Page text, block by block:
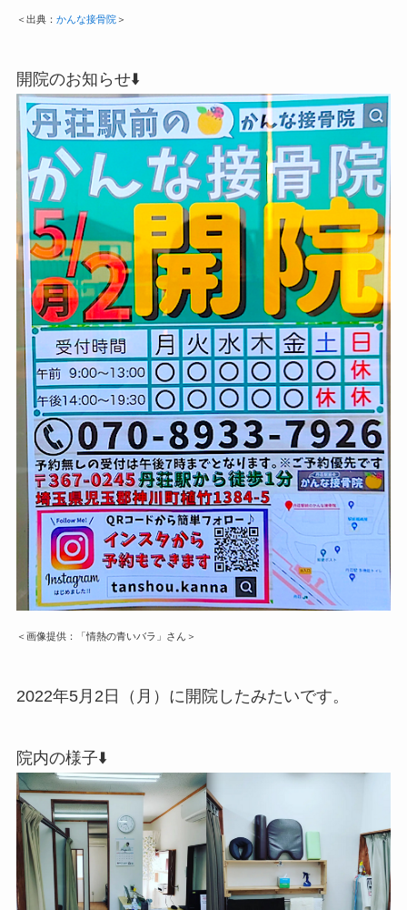
＜出典： かんな接骨院＞
開院のお知らせ⬇️
＜画像提供：「情熱の青いバラ」さん＞
2022年5月2日（月）に開院したみたいです。
院内の様子⬇️